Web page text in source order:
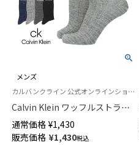
メンズ
カルバンクライン 公式オンラインショップ 紳士 靴下
Calvin Klein ワッフルストライ
プ ck刺繍 クルー丈 カジュアル
ソックス メンズ 02542271
通常価格 ¥1,430
販売価格 ¥1,430税込